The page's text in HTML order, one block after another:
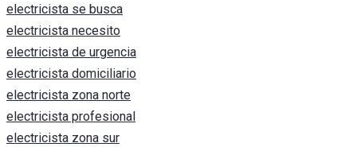
electricista se busca
electricista necesito
electricista de urgencia
electricista domiciliario
electricista zona norte
electricista profesional
electricista zona sur